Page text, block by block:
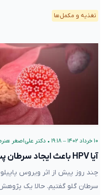
تغذیه و مکمل‌ها
۱۰ خرداد ۱۴۰۲ – ۱۹:۱۸ • دکتر علی‌اصغر
آیا HPV باعث ایجاد سرطان پستان هم می‌شود؟
سرطان گلو گفتیم. حالا یک